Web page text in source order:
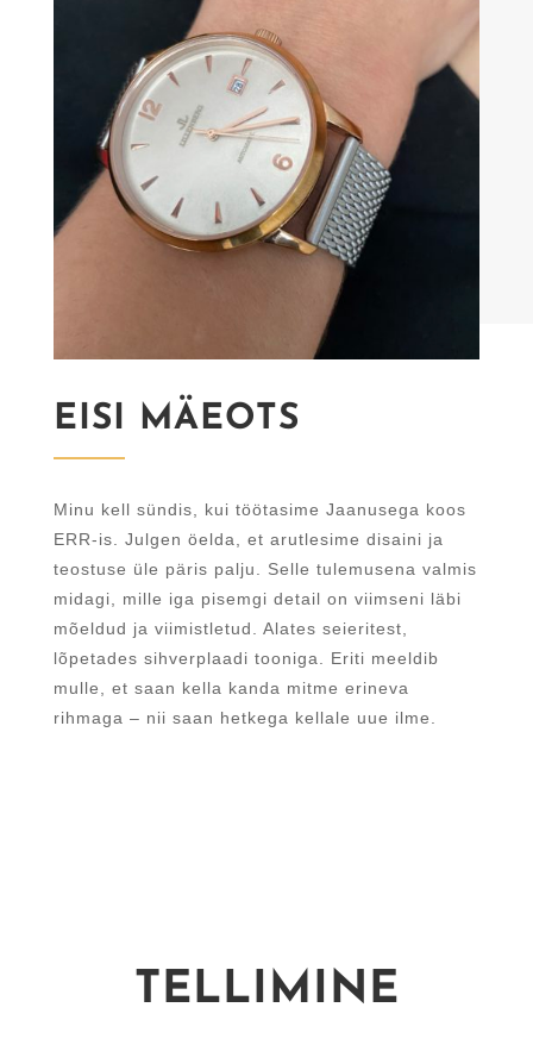
EISI MÄEOTS
Minu kell sündis, kui töötasime Jaanusega koos
ERR-is. Julgen öelda, et arutlesime disaini ja
teostuse üle päris palju. Selle tulemusena valmis
midagi, mille iga pisemgi detail on viimseni läbi
mõeldud ja viimistletud. Alates seieritest,
lõpetades sihverplaadi tooniga. Eriti meeldib
mulle, et saan kella kanda mitme erineva
rihmaga – nii saan hetkega kellale uue ilme.
TELLIMINE